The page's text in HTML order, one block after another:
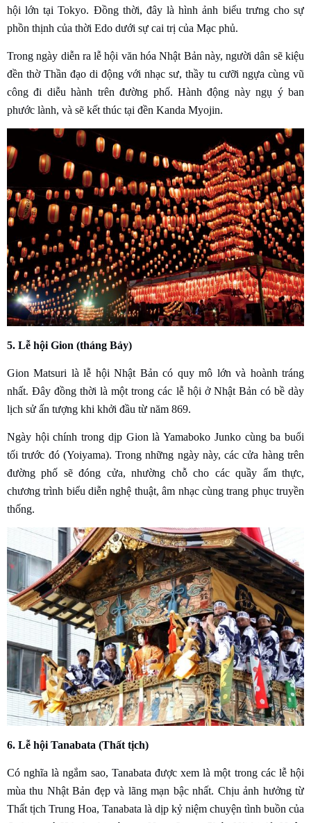
hội lớn tại Tokyo. Đồng thời, đây là hình ảnh biểu trưng cho sự
phồn thịnh của thời Edo dưới sự cai trị của Mạc phủ.
Trong ngày diễn ra lễ hội văn hóa Nhật Bản này, người dân sẽ kiệu
đền thờ Thần đạo di động với nhạc sư, thầy tu cưỡi ngựa cùng vũ
công đi diễu hành trên đường phố. Hành động này ngụ ý ban
phước lành, và sẽ kết thúc tại đền Kanda Myojin.
5. Lễ hội Gion (tháng Bảy)
Gion Matsuri là lễ hội Nhật Bản có quy mô lớn và hoành tráng
nhất. Đây đồng thời là một trong các lễ hội ở Nhật Bản có bề dày
lịch sử ấn tượng khi khởi đầu từ năm 869.
Ngày hội chính trong dịp Gion là Yamaboko Junko cùng ba buổi
tối trước đó (Yoiyama). Trong những ngày này, các cửa hàng trên
đường phố sẽ đóng cửa, nhường chỗ cho các quầy ẩm thực,
chương trình biểu diễn nghệ thuật, âm nhạc cùng trang phục truyền
thống.
6. Lễ hội Tanabata (Thất tịch)
Có nghĩa là ngắm sao, Tanabata được xem là một trong các lễ hội
mùa thu Nhật Bản đẹp và lãng mạn bậc nhất. Chịu ảnh hưởng từ
Thất tịch Trung Hoa, Tanabata là dịp kỷ niệm chuyện tình buồn của